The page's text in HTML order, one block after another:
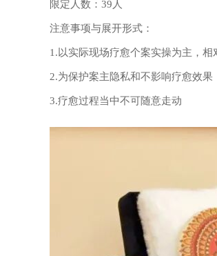
限定人数：39人
注意事项与展开形式：
1.以实际现场疗愈个案实操为主，
2.为保护案主隐私和不影响疗愈效
3.疗愈过程当中不可随意走动